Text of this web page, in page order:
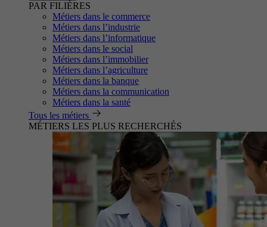
PAR FILIÈRES
Métiers dans le commerce
Métiers dans l’industrie
Métiers dans l’informatique
Métiers dans le social
Métiers dans l’immobilier
Métiers dans l’agriculture
Métiers dans la banque
Métiers dans la communication
Métiers dans la santé
Tous les métiers
MÉTIERS LES PLUS RECHERCHÉS